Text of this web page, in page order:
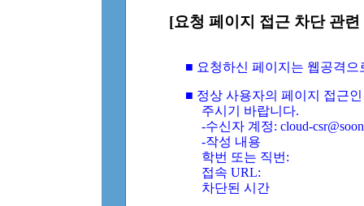
[요청 페이지 접근 차단 관
■ 요청하신 페이지는 웹공격
■ 정상 사용자의 페이지 접근
주시기 바랍니다.
-수신자 계정: cloud-
-작성 내용
학번 또는 직번:
접속 URL:
차단된 시간